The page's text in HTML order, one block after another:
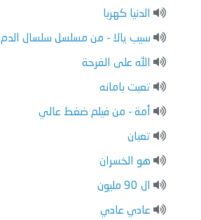
الدنيا كهربا
سيب يالا - من مسلسل سلسال الدم
الله على الفرحة
تعبت بامانه
أمة - من فيلم ضغط عالي
تعبان
هو الخسران
ال 90 مليون
عادي عادي